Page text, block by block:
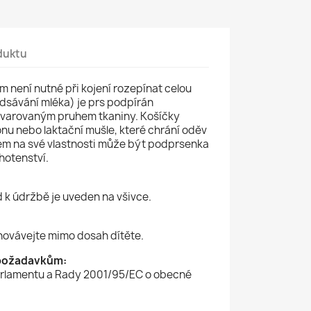
není nutné při kojení rozepínat celou
mléka) je prs podpírán
pruhem tkaniny. Košíčky
nebo laktační mušle, které chrání oděv
na své vlastnosti může být podprsenka
údržbě je uveden na všivce.
mimo dosah dítěte.
a Rady 2001/95/EC o obecné